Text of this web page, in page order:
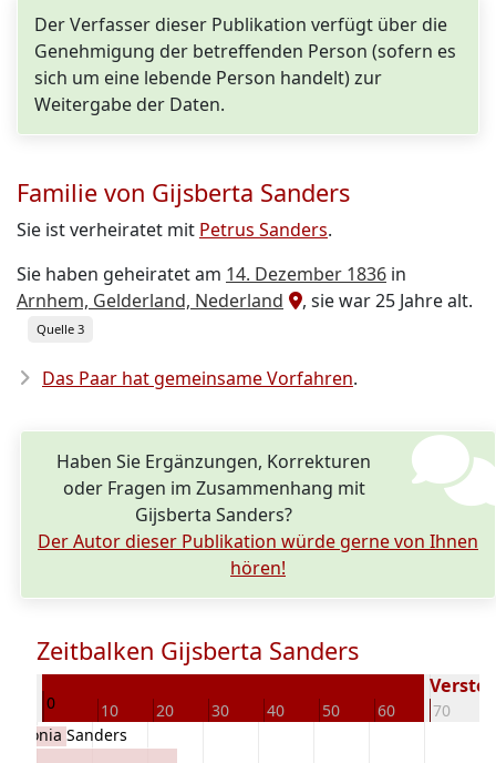
Der Verfasser dieser Publikation verfügt über die
Genehmigung der betreffenden Person (sofern es
sich um eine lebende Person handelt) zur
Weitergabe der Daten.
Familie von Gijsberta Sanders
Sie ist verheiratet mit Petrus Sanders.
Sie haben geheiratet am 14. Dezember 1836 in
Arnhem, Gelderland, Nederland
, sie war 25 Jahre alt.
Quelle 3
Das Paar hat gemeinsame Vorfahren.
Haben Sie Ergänzungen, Korrekturen
oder Fragen im Zusammenhang mit
Gijsberta Sanders?
Der Autor dieser Publikation würde gerne von Ihnen
hören!
Zeitbalken Gijsberta Sanders
0 10 20 30 40 50 60 70
Antonia Sanders